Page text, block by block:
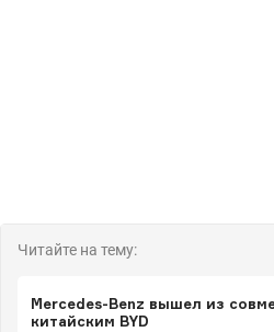
Читайте на тему:
Mercedes-Benz вышел из
китайским BYD